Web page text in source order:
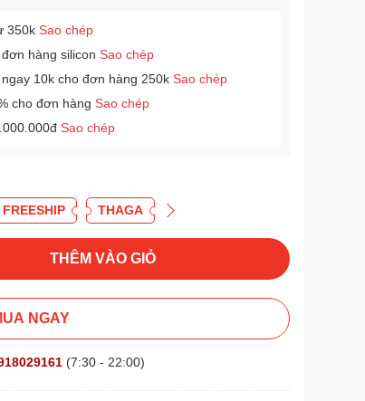
350k Sao chép
hàng silicon Sao chép
10k cho đơn hàng 250k Sao chép
cho đơn hàng Sao chép
Sao chép
FREESHIP THAGA
THÊM VÀO GIỎ
NGAY
(7:30 - 22:00)